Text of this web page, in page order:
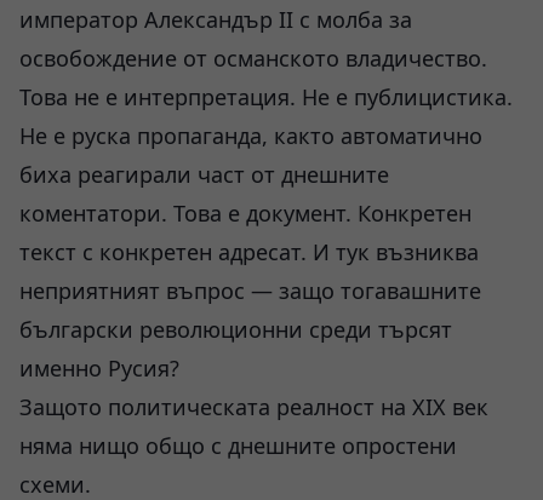
император Александър II с молба за
освобождение от османското владичество.
Това не е интерпретация. Не е публицистика.
Не е руска пропаганда, както автоматично
биха реагирали част от днешните
коментатори. Това е документ. Конкретен
текст с конкретен адресат. И тук възниква
неприятният въпрос — защо тогавашните
български революционни среди търсят
именно Русия?
Защото политическата реалност на XIX век
няма нищо общо с днешните опростени
схеми.